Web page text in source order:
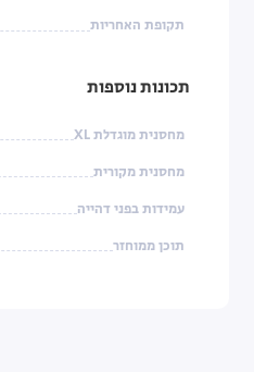
תקופת האחריות
תכונות נוספות
מחסנית מוגדלת XL
מחסנית מקורית
עמידות בפני דהייה
תוכן ממוחזר